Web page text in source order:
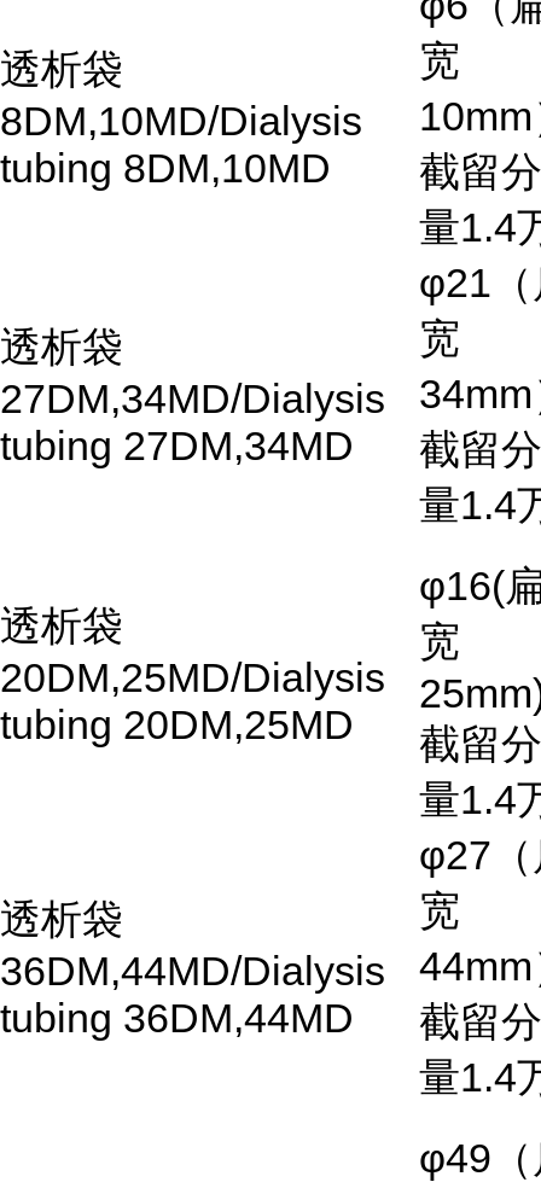
透析袋
8DM,10MD/Dialysis
tubing 8DM,10MD
宽
10mm
截留
量1.4
透析袋
27DM,34MD/Dialysis
tubing 27DM,34MD
φ21
宽
34mm
截留
量1.4
透析袋
20DM,25MD/Dialysis
tubing 20DM,25MD
φ16(
宽
截留
量1.4
透析袋
36DM,44MD/Dialysis
tubing 36DM,44MD
φ27
宽
44mm
截留
量1.4
φ49